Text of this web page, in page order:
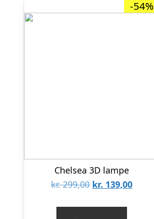
-54%
Chelsea 3D lampe
kr.299,00 Den
kr. 139,00Den